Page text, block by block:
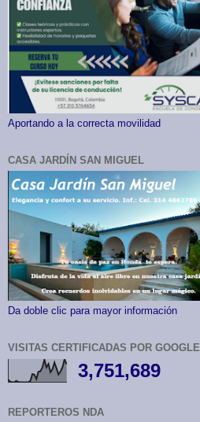
Aportando a la correcta movilidad
CASA JARDÍN SAN MIGUEL
Da doble clic para mayor información
VISITAS CERTIFICADAS POR GOOGLE
3,751,689
REPORTEROS NDA